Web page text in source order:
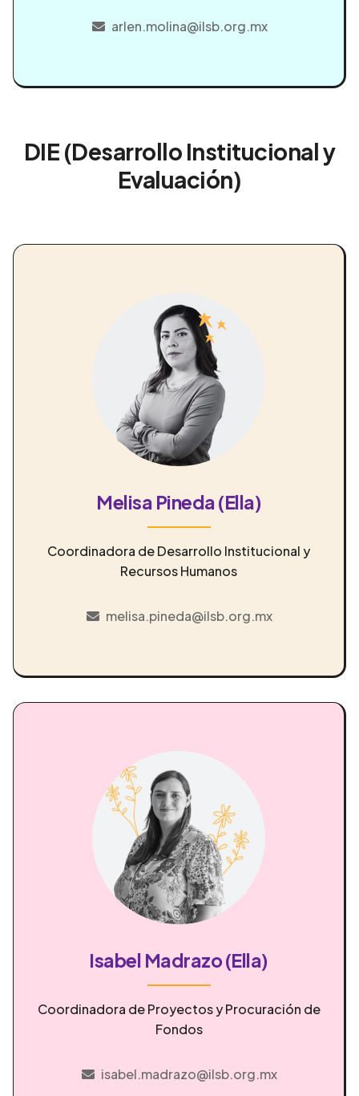
arlen.molina@ilsb.org.mx
DIE (Desarrollo Institucional y
Evaluación)
Melisa Pineda (Ella)
Coordinadora de Desarrollo Institucional y
Recursos Humanos
melisa.pineda@ilsb.org.mx
Isabel Madrazo (Ella)
Coordinadora de Proyectos y Procuración de
Fondos
isabel.madrazo@ilsb.org.mx